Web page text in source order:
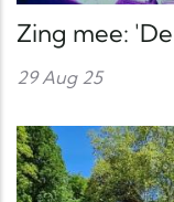
Zing mee:
29 Aug 25